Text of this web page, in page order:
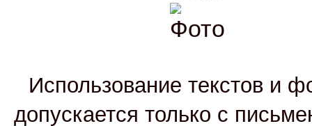
Использование текстов и
допускается только с